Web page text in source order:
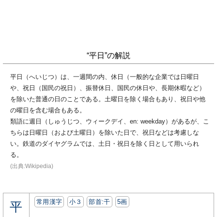
“平日”の解説
平日（へいじつ）は、一週間の内、休日（一般的な企業では日曜日
や、祝日（国民の祝日）、振替休日、国民の休日や、長期休暇など）
を除いた普通の日のことである。土曜日を除く場合もあり、祝日や他
の曜日を含む場合もある。
類語に週日（しゅうじつ、ウィークデイ、en: weekday）があるが、こ
ちらは日曜日（および土曜日）を除いた日で、祝日などは考慮しな
い。鉄道のダイヤグラムでは、土日・祝日を除く日として用いられ
る。
(出典:Wikipedia)
平 常用漢字 小３ 部首:⼲ 5画